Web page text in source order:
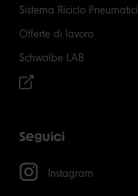
Sistema Riciclo Pneumatici
Offerte di lavoro
Schwalbe LAB
Seguici
Instagram